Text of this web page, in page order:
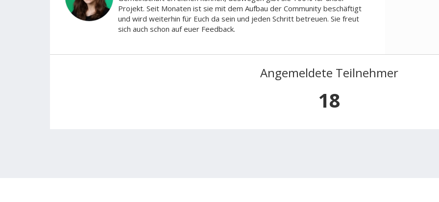
Projekt. Seit Monaten ist sie mit dem Aufbau der Community beschäftigt
und wird weiterhin für Euch da sein und jeden Schritt betreuen. Sie freut
sich auch schon auf euer Feedback.
Angemeldete Teilnehmer
18